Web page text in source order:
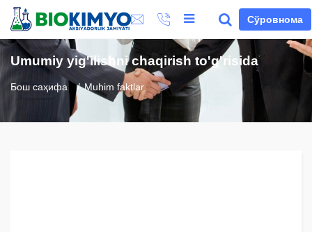
Сўровнома
Umumiy yig'ilishni chaqirish to'g'risida
Бош саҳифа Muhim faktlar